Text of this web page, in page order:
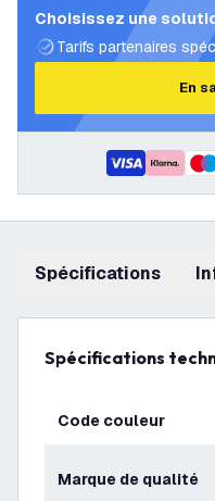
Choisissez une
Tarifs partenaires
En
Spécifications
Spécifications
Code couleur
Marque de qualité